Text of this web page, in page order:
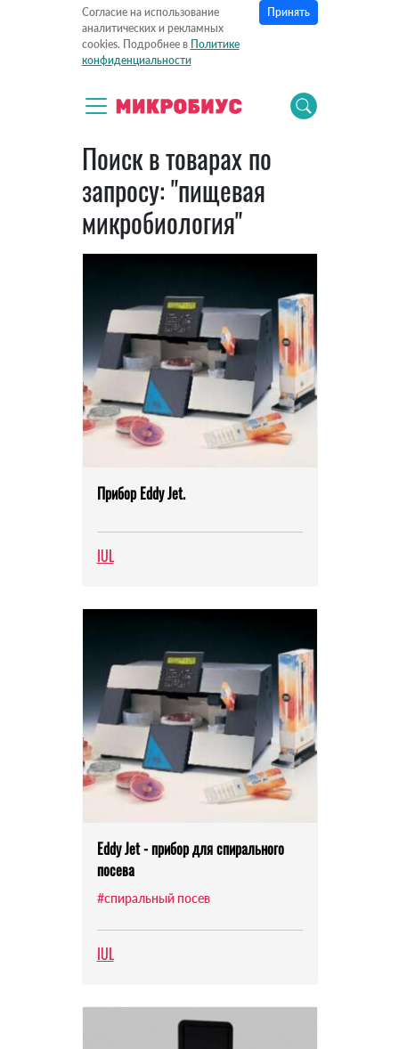
Согласие на использование
аналитических и рекламных
cookies. Подробнее в Политике
конфиденциальности
Принять
Поиск в товарах по
запросу: "пищевая
микробиология"
Прибор Eddy Jet.
IUL
Eddy Jet - прибор для спирального
посева
#спиральный посев
IUL